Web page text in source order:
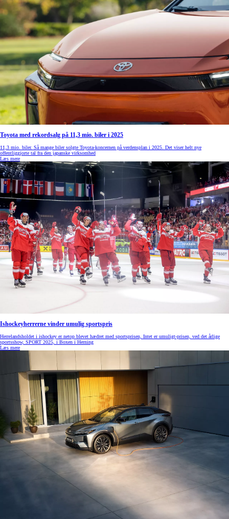
Toyota med rekordsalg på 11,3 mio. biler i 2025
11,3 mio. biler. Så mange biler solgte Toyota-koncernen på verdensplan i 2025. Det viser helt nye
offentliggjorte tal fra den japanske virksomhed
Læs mere
Ishockeyherrerne vinder umulig sportspris
Herrelandsholdet i ishockey er netop blevet hædret med sportsprisen, Intet er umuligt-prisen, ved det årlige
sportsshow, SPORT 2025, i Boxen i Herning
Læs mere